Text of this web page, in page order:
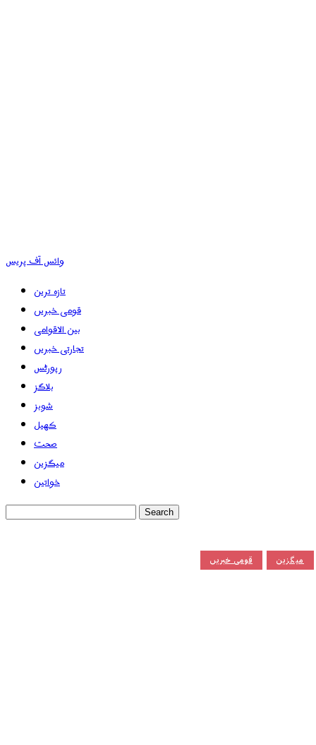
وائس آف پریس
تازہ ترین
قومی خبریں
بین الاقوامی
تجارتی خبریں
رپورٹس
بلاگز
شوبز
کھیل
صحت
میگزین
خواتین
قومی خبریں میگزین